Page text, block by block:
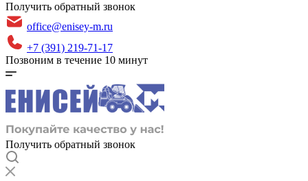
Получить обратный звонок
office@enisey-m.ru
+7 (391) 219-71-17
Позвоним в течение 10 минут
Получить обратный звонок